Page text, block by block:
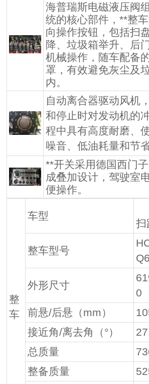
海普瑞斯电磁液压阀
统的核心部件，**整
向操作按钮，包括扫
降、垃圾箱举升、后
机械操作，随车配备
罩，有效避免灰尘及
内。
自动离合器驱动风机
和停止时对发动机的
程中具有高度耐磨、
噪音、低油耗量和节
**开关采用德国西门
成叠加设计，驾驶室
便操作。
整
车
车型
扫
整车型号
Q6
外形尺寸
0
前悬/后悬（mm）
接近角/离去角（°）
总质量
整备质量